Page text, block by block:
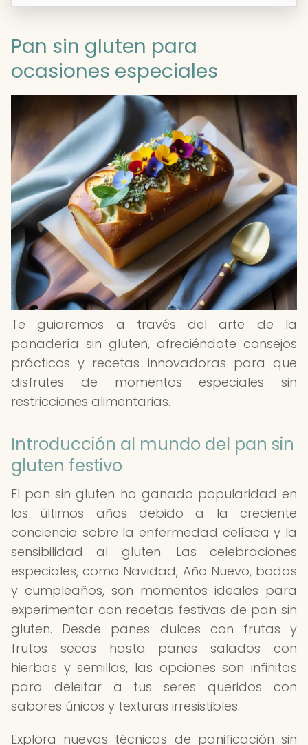
Pan sin gluten para
ocasiones especiales
Te guiaremos a través del arte de la
panadería sin gluten, ofreciéndote consejos
prácticos y recetas innovadoras para que
disfrutes de momentos especiales sin
restricciones alimentarias.
Introducción al mundo del pan sin
gluten festivo
El pan sin gluten ha ganado popularidad en
los últimos años debido a la creciente
conciencia sobre la enfermedad celíaca y la
sensibilidad al gluten. Las celebraciones
especiales, como Navidad, Año Nuevo, bodas
y cumpleaños, son momentos ideales para
experimentar con recetas festivas de pan sin
gluten. Desde panes dulces con frutas y
frutos secos hasta panes salados con
hierbas y semillas, las opciones son infinitas
para deleitar a tus seres queridos con
sabores únicos y texturas irresistibles.
Explora nuevas técnicas de panificación sin